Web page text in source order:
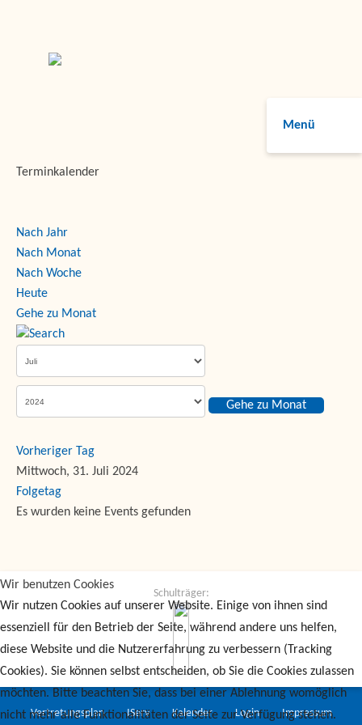
Menü
Terminkalender
Nach Jahr
Nach Monat
Nach Woche
Heute
Gehe zu Monat
Gehe zu Monat
Vorheriger Tag
Mittwoch, 31. Juli 2024
Folgetag
Es wurden keine Events gefunden
Schulträger:
Vertretungsplan IServ Kalender Login Impressum
Wir benutzen Cookies
Wir nutzen Cookies auf unserer Website. Einige von ihnen sind
essenziell für den Betrieb der Seite, während andere uns helfen,
diese Website und die Nutzererfahrung zu verbessern (Tracking
Cookies). Sie können selbst entscheiden, ob Sie die Cookies zulassen
möchten. Bitte beachten Sie, dass bei einer Ablehnung womöglich
nicht mehr alle Funktionalitäten der Seite zur Verfügung stehen.